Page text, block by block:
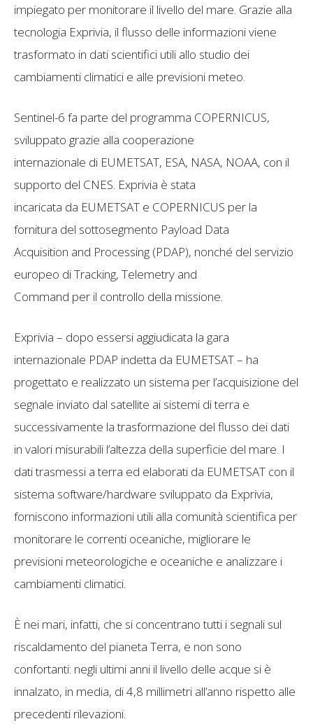
impiegato per monitorare il livello del mare. Grazie alla
tecnologia Exprivia, il flusso delle informazioni viene
trasformato in dati scientifici utili allo studio dei
cambiamenti climatici e alle previsioni meteo.
Sentinel-6 fa parte del programma COPERNICUS,
sviluppato grazie alla cooperazione
internazionale di EUMETSAT, ESA, NASA, NOAA, con il
supporto del CNES. Exprivia è stata
incaricata da EUMETSAT e COPERNICUS per la
fornitura del sottosegmento Payload Data
Acquisition and Processing (PDAP), nonché del servizio
europeo di Tracking, Telemetry and
Command per il controllo della missione.
Exprivia – dopo essersi aggiudicata la gara
internazionale PDAP indetta da EUMETSAT – ha
progettato e realizzato un sistema per l’acquisizione del
segnale inviato dal satellite ai sistemi di terra e
successivamente la trasformazione del flusso dei dati
in valori misurabili l’altezza della superficie del mare. I
dati trasmessi a terra ed elaborati da EUMETSAT con il
sistema software/hardware sviluppato da Exprivia,
forniscono informazioni utili alla comunità scientifica per
monitorare le correnti oceaniche, migliorare le
previsioni meteorologiche e oceaniche e analizzare i
cambiamenti climatici.
È nei mari, infatti, che si concentrano tutti i segnali sul
riscaldamento del pianeta Terra, e non sono
confortanti: negli ultimi anni il livello delle acque si è
innalzato, in media, di 4,8 millimetri all’anno rispetto alle
precedenti rilevazioni.